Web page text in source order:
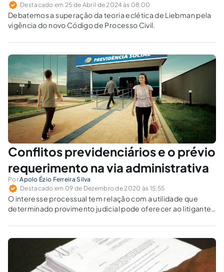
Destacado em 25 de Abril de 2024 às 08:00
Debatemos a superação da teoria eclética de Liebman pela
vigência do novo Código de Processo Civil.
Conflitos previdenciários e o prévio
requerimento na via administrativa
PorApolo Ézio Ferreira Silva
Destacado em 09 de Dezembro de 2020 às 15:55
O interesse processual tem relação com a utilidade que
determinado provimento judicial pode oferecer ao litigante,
diretamente ao INSS?